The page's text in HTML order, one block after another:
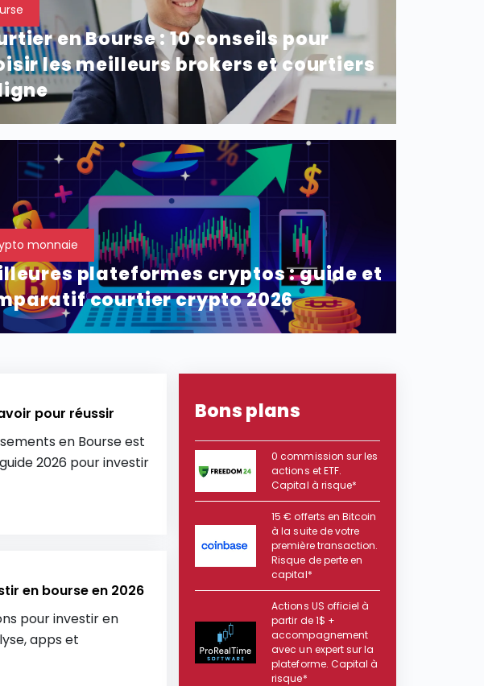
en Bourse : 10 conseils pour
les meilleurs brokers et courtiers
monnaie
plateformes cryptos : guide et
courtier crypto 2026
pour réussir
en Bourse est
2026 pour investir
en bourse en 2026
pour investir en
apps et
Bons plans
0 commission sur les
actions et ETF.
Capital à risque*
15 € offerts en Bitcoin
à la suite de votre
première transaction.
Risque de perte en
capital*
Actions US officiel à
partir de 1$ +
accompagnement
avec un expert sur la
plateforme. Capital à
risque*